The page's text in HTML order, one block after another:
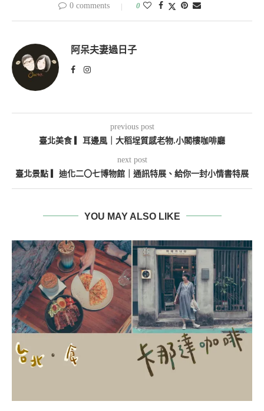
0 comments 0
阿呆夫妻過日子
previous post
臺北美食 ▎耳邊風｜大稻埕質感老物.小閣樓咖啡廳
next post
臺北景點 ▎迪化二〇七博物館｜通訊特展、給你一封小情書特展
YOU MAY ALSO LIKE